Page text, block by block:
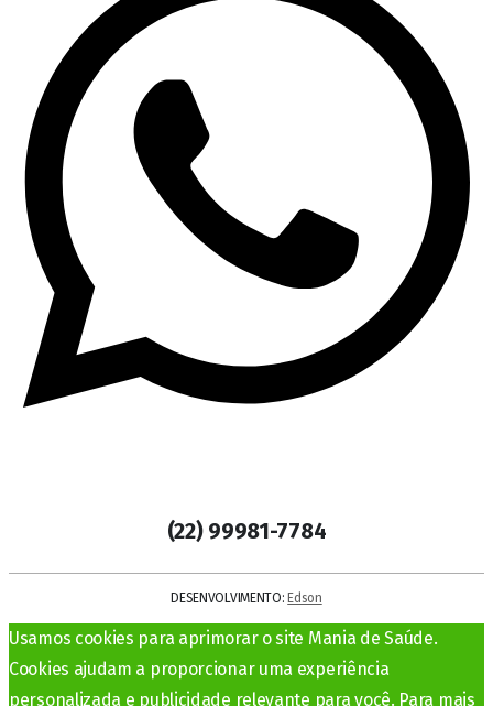
(22) 99981-7784
DESENVOLVIMENTO: Edson
Usamos cookies para aprimorar o site Mania de Saúde.
Cookies ajudam a proporcionar uma experiência
personalizada e publicidade relevante para você. Para mais